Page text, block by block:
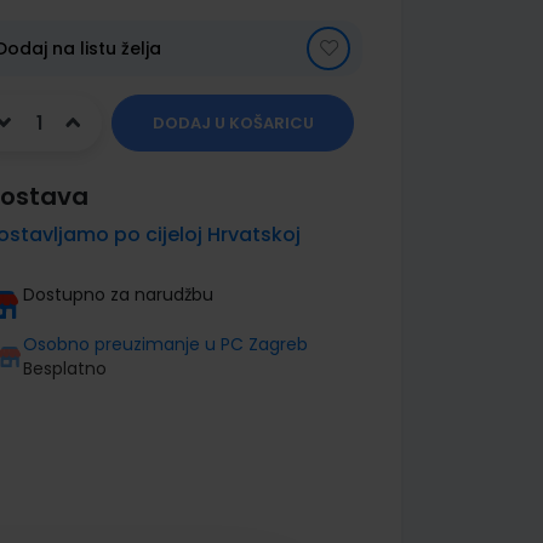
na listu želja
DODAJ U KOŠARICU
po cijeloj Hrvatskoj
Dostupno za narudžbu
Osobno preuzimanje u PC Zagreb
Besplatno